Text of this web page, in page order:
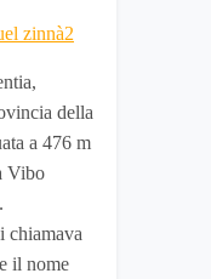
zinnà2
della
a 476 m
Vibo
chiamava
il nome